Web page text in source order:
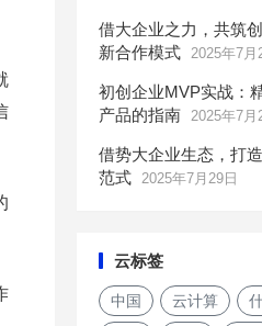
借大企业之力，共筑
新合作模式 2025年7月
初创企业MVP实战：
产品的指南 2025年7月
借势大企业生态，打
范式 2025年7月29日
云标签
中国 云计算